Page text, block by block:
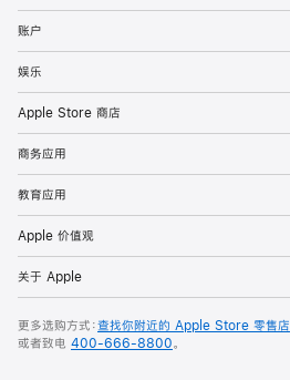
账户
娱乐
Apple Store 商店
商务应用
教育应用
Apple 价值观
关于 Apple
更多选购方式：查找你附近的 Apple Store 零售店
或者致电 400-666-8800。